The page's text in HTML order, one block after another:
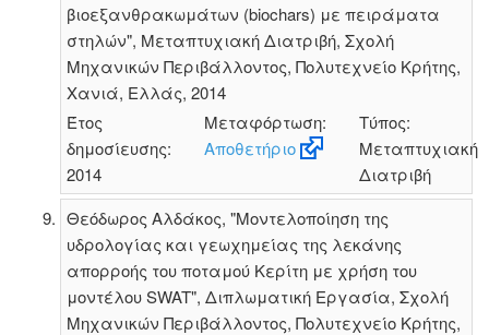
βιοεξανθρακωμάτων (biochars) με πειράματα
στηλών", Μεταπτυχιακή Διατριβή, Σχολή
Μηχανικών Περιβάλλοντος, Πολυτεχνείο Κρήτης,
Χανιά, Ελλάς, 2014
Έτος
δημοσίευσης:
2014
Μεταφόρτωση:
Αποθετήριο
Τύπος:
Μεταπτυχιακή
Διατριβή
Θεόδωρος Αλδάκος, "Μοντελοποίηση της
υδρολογίας και γεωχημείας της λεκάνης
απορροής του ποταμού Κερίτη με χρήση του
μοντέλου SWAT", Διπλωματική Εργασία, Σχολή
Μηχανικών Περιβάλλοντος, Πολυτεχνείο Κρήτης,